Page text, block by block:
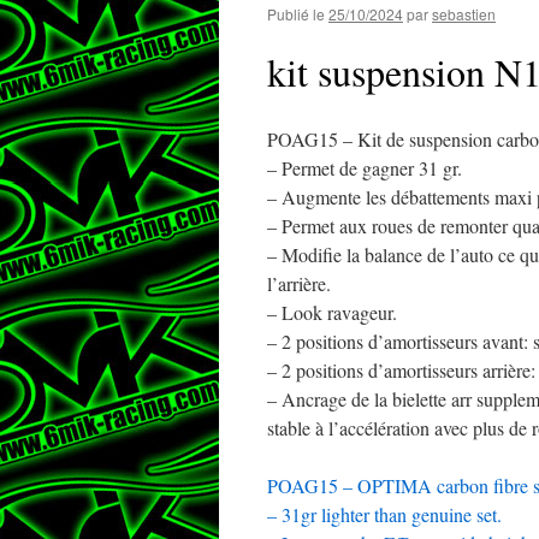
Publié le 25/10/2024parsebastien
kit suspension
POAG15 – Kit de suspension
– Permet de gagner 31 gr.
– Augmente les débattements
– Permet aux roues de remonter
– Modifie la balance de l’auto ce
l’arrière.
– Look ravageur.
– 2 positions d’amortisseurs avant:
– 2 positions d’amortisseurs
– Ancrage de la bielette arr
stable à l’accélération avec plus de
POAG15 – OPTIMA carbon fibre
– 31gr lighter than genuine set.